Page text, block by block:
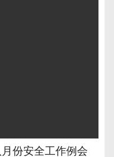
份安全工作例会